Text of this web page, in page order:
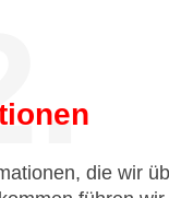
die wir